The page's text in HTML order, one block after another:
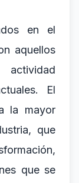
en el
aquellos
El
la mayor
que
que se